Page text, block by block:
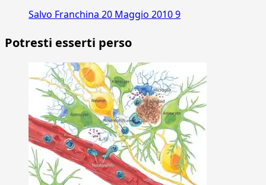
Salvo Franchina 20 Maggio 20109
Potresti esserti perso